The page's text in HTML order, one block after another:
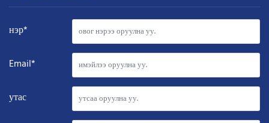
нэр*
Email*
утас